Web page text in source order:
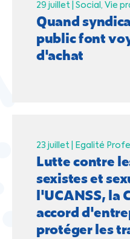
29 juillet | Social Vie
Quand
public font
d'achat
23 juillet | Egalité
Lutte contre
sexistes et
l'UCANSS, la
accord
protéger les